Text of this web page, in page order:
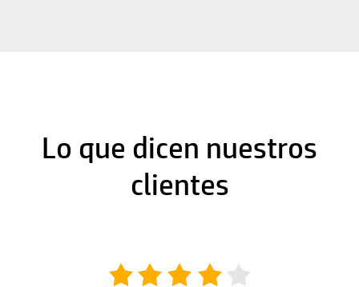
Lo que dicen nuestros
clientes